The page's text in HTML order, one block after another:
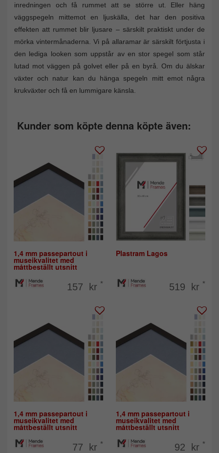
inredningen och få rummet att se större ut. Eller häng
väggspegeln mittemot en ljuskälla, det har den positiva
effekten att rummet blir ljusare – särskilt praktiskt under de
mörka vintermånaderna. Vi på allaramar är särskilt förtjusta i
den lediga looken som uppstår av en stor spegel som står
lutad mot väggen på golvet eller på en byrå. Om du älskar
växter och natur kan du hänga spegeln mitt emot några
krukväxter och få en lummigare känsla.
Kunder som köpte denna köpte även:
1,4 mm passepartout i
museikvalitet med
måttbeställt utsnitt
157 kr *
Plastram Lagos
519 kr *
1,4 mm passepartout i
museikvalitet med
måttbeställt utsnitt
77 kr *
1,4 mm passepartout i
museikvalitet med
måttbeställt utsnitt
92 kr *